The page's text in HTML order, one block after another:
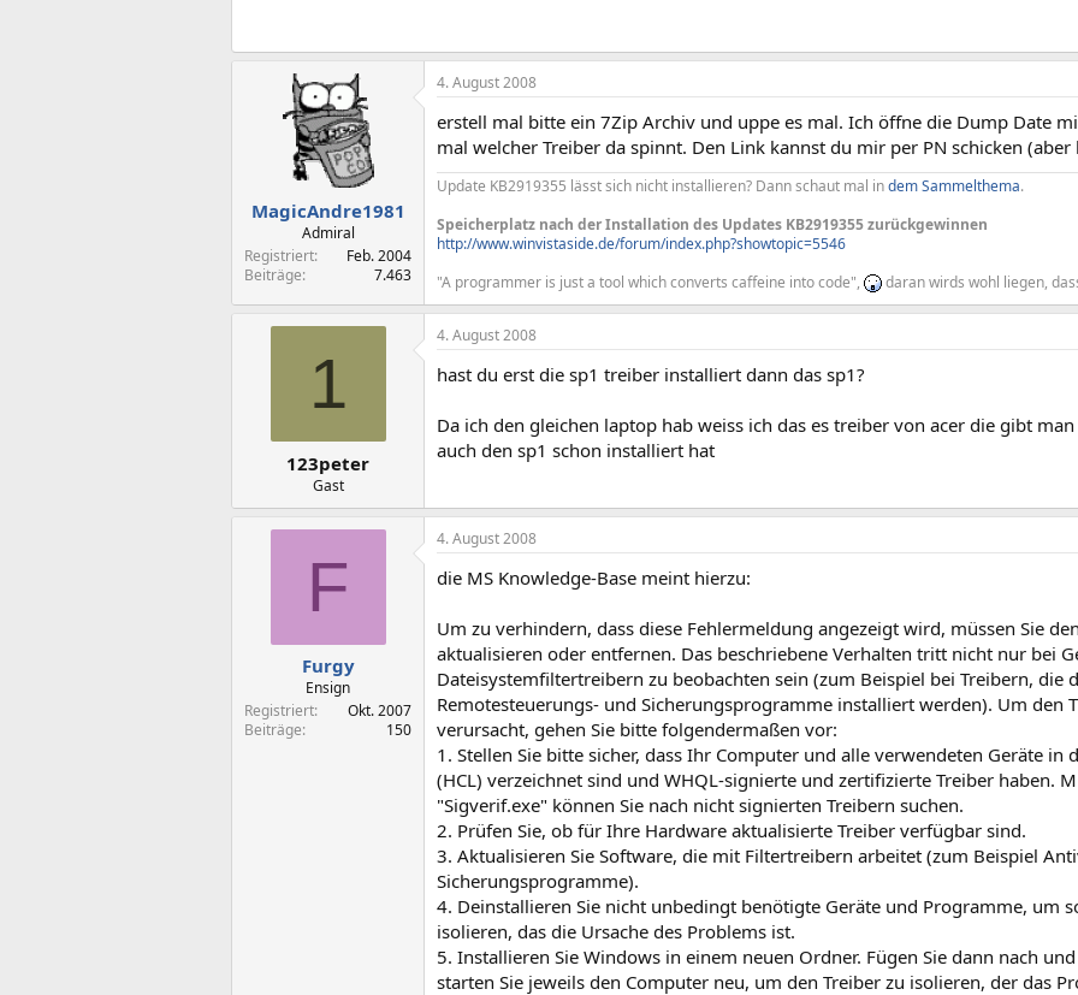
MagicAndre1981
Admiral
Registriert
Feb. 2004
Beiträge
7.463
4. August 2008
erstell mal bitte ein 7Zip Archiv und uppe es mal. Ich öffne die Dump Date
mal welcher Treiber da spinnt. Den Link kannst du mir per PN schicken (aber
Update KB2919355 lässt sich nicht installieren? Dann schaut mal indem Sammelthema.
Speicherplatz nach der Installation des Updates KB2919355 zurückgewinnen
http://www.winvistaside.de/forum/index.php?showtopic=5546
"A programmer is just a tool which converts caffeine into code",
daran wirds wohl liegen,
1
123peter
Gast
4. August 2008
hast du erst die sp1 treiber installiert dann das sp1?
Da ich den gleichen laptop hab weiss ich das es treiber von acer die gibt
auch den sp1 schon installiert hat
F
Furgy
Ensign
Registriert
Okt. 2007
Beiträge
150
4. August 2008
die MS Knowledge-Base meint hierzu:
Um zu verhindern, dass diese Fehlermeldung angezeigt wird, müssen Sie
aktualisieren oder entfernen. Das beschriebene Verhalten tritt nicht nur bei
Dateisystemfiltertreibern zu beobachten sein (zum Beispiel bei Treibern, die
Remotesteuerungs- und Sicherungsprogramme installiert werden). Um den
verursacht, gehen Sie bitte folgendermaßen vor:
1. Stellen Sie bitte sicher, dass Ihr Computer und alle verwendeten Geräte
(HCL) verzeichnet sind und WHQL-signierte und zertifizierte Treiber haben.
"Sigverif.exe" können Sie nach nicht signierten Treibern suchen.
2. Prüfen Sie, ob für Ihre Hardware aktualisierte Treiber verfügbar sind.
3. Aktualisieren Sie Software, die mit Filtertreibern arbeitet (zum Beispiel
Sicherungsprogramme).
4. Deinstallieren Sie nicht unbedingt benötigte Geräte und Programme, um
isolieren, das die Ursache des Problems ist.
5. Installieren Sie Windows in einem neuen Ordner. Fügen Sie dann nach
starten Sie jeweils den Computer neu, um den Treiber zu isolieren, der das